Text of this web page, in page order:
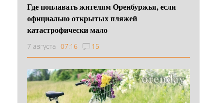
Где поплавать жителям Оренбуржья, если
официально открытых пляжей
катастрофически мало
7 августа 07:16 15